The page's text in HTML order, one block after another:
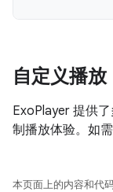
自定义播放
ExoPlayer 提供
制播放体验。如
本页面上的内容和代